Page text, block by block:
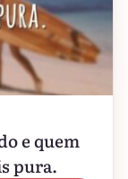
e quem
pura.